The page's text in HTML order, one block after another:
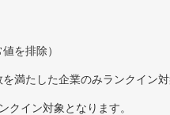
を排除）
満たした企業のみランクイン
イン対象となります。